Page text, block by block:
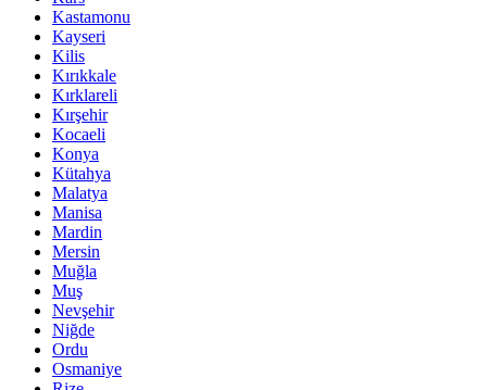
Kastamonu
Kayseri
Kilis
Kırıkkale
Kırklareli
Kırşehir
Kocaeli
Konya
Kütahya
Malatya
Manisa
Mardin
Mersin
Muğla
Muş
Nevşehir
Niğde
Ordu
Osmaniye